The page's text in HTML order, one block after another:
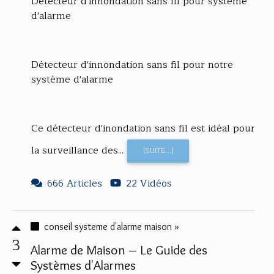
d'alarme
Détecteur d'innondation sans fil pour notre
système d'alarme
Ce détecteur d'inondation sans fil est idéal pour
la surveillance des...
[SUITE...]
666 Articles 22 Vidéos
3
conseil systeme d'alarme maison »
Alarme de Maison – Le Guide des
Systèmes d'Alarmes